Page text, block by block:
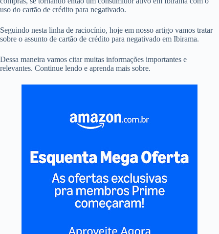
uso do cartão de crédito para negativado.
Seguindo nesta linha de raciocínio, hoje em nosso artigo vamos tratar
sobre o assunto de cartão de crédito para negativado em Ibirama.
Dessa maneira vamos citar muitas informações importantes e
relevantes. Continue lendo e aprenda mais sobre.